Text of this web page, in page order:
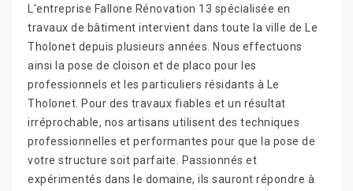
L'entreprise Fallone Rénovation 13 spécialisée en
travaux de bâtiment intervient dans toute la ville de Le
Tholonet depuis plusieurs années. Nous effectuons
ainsi la pose de cloison et de placo pour les
professionnels et les particuliers résidants à Le
Tholonet. Pour des travaux fiables et un résultat
irréprochable, nos artisans utilisent des techniques
professionnelles et performantes pour que la pose de
votre structure soit parfaite. Passionnés et
expérimentés dans le domaine, ils sauront répondre à